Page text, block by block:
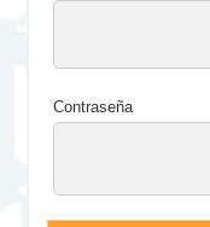
Contraseña